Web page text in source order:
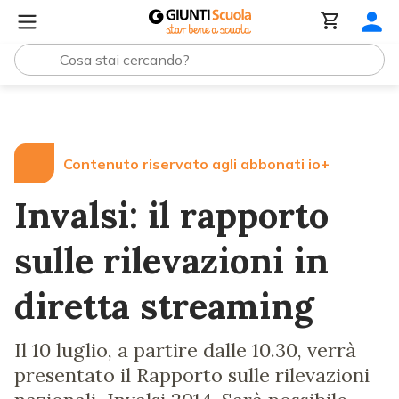
Contenuto riservato agli abbonati io+
Invalsi: il rapporto
sulle rilevazioni in
diretta streaming
Il 10 luglio, a partire dalle 10.30, verrà
presentato il Rapporto sulle rilevazioni